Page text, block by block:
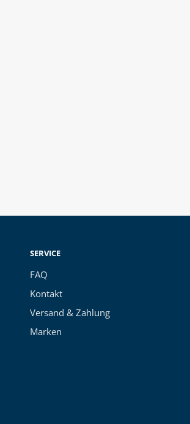
SERVICE
FAQ
Kontakt
Versand & Zahlung
Marken